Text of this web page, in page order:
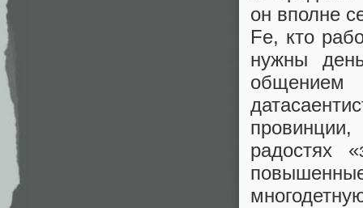
он вполне
Fе, кто
нужны
радостях